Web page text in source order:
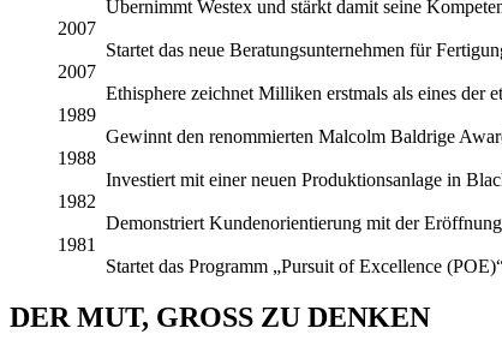
Übernimmt Westex und stärkt damit seine
2007
Startet das neue Beratungsunternehmen für
2007
Ethisphere zeichnet Milliken erstmals als eines der
1989
Gewinnt den renommierten Malcolm Baldrige
1988
Investiert mit einer neuen Produktionsanlage in
1982
Demonstriert Kundenorientierung mit der
1981
Startet das Programm „Pursuit of Excellence
DER MUT, GROSS ZU DENKEN